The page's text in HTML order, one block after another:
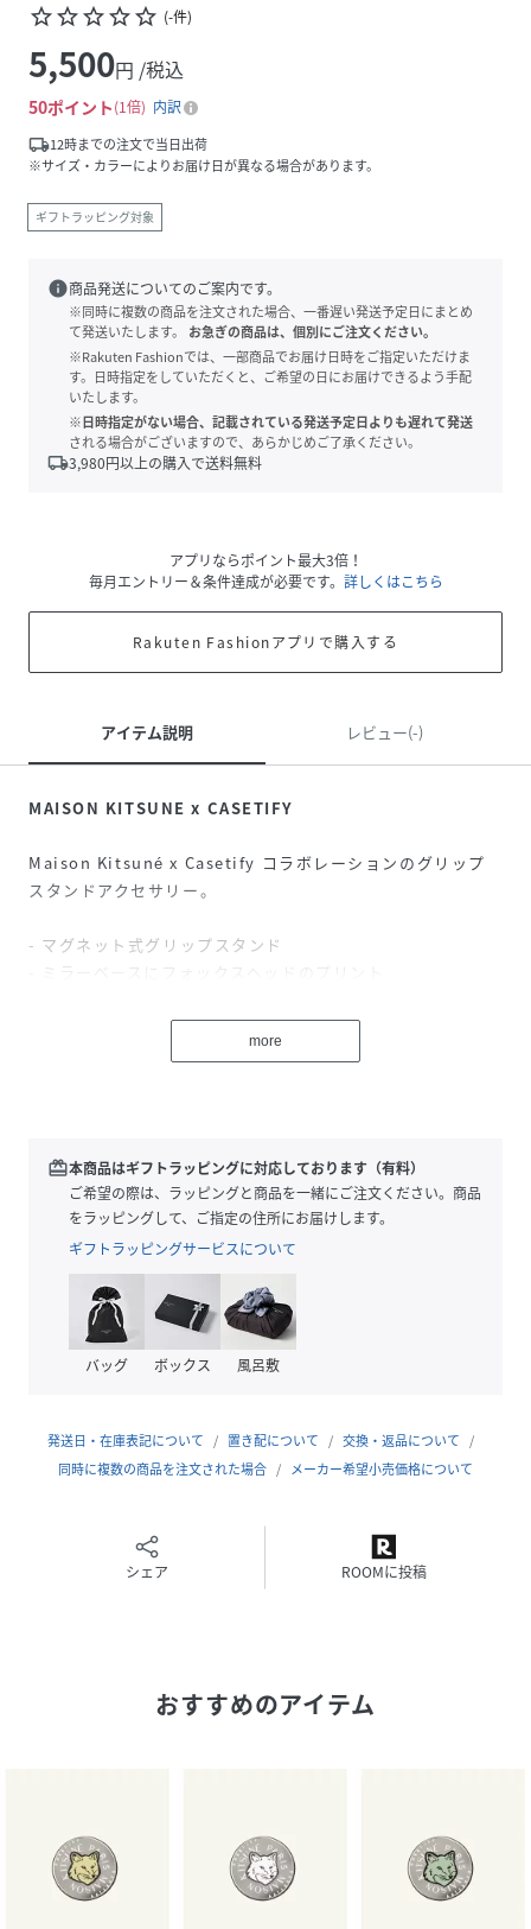
star_borderstar_borderstar_borderstar_borderstar_border (-件)
5,500円 /税込
50ポイント 1倍
内訳
local_shipping12時までの注文で当日出荷
※サイズ・カラーによりお届け日が異なる場合があります。
ギフトラッピング対象
info商品発送についてのご案内です。
※同時に複数の商品を注文された場合、一番遅い発送予定日にまとめ
て発送いたします。
お急ぎの商品は、個別にご注文ください。
※Rakuten Fashionでは、一部商品でお届け日時をご指定いただけま
す。日時指定をしていただくと、ご希望の日にお届けできるよう手配
いたします。
※日時指定がない場合、記載されている発送予定日よりも遅れて発送
される場合がございますので、あらかじめご了承ください。
local_shipping3,980円以上の購入で送料無料
アプリならポイント最大3倍！
毎月エントリー＆条件達成が必要です。 詳しくはこちら
Rakuten Fashionアプリで購入する
アイテム説明 レビュー(-)
MAISON KITSUNE x CASETIFY
Maison Kitsuné x Casetify コラボレーションのグリップ
スタンドアクセサリー。
- マグネット式グリップスタンド
- ミラーベースにフォックスヘッドのプリント
- サイズ：56 x 56 x 5.8 mm
【CASETiFY】
CASETiFYは、テックアクセサリーのカスタマイゼーション
を特徴とし、サスティナブルな活動にも取り組むD2C
(Direct To Consumer) ライフスタイルブランド。これま
で、キャラクターやアート、ファッションなど、多岐にわた
る業種と、革新的なコラボレーションを実施しており、世界
中から注目を集める。最高品質の素材と最先端のデザインを
作。CASETiFYはまた、アーティストのインキュベーターで
あり、ブランドのデザインスタジオであり、私たちのお客様
more
redeem本商品はギフトラッピングに対応しております（有料）
ご希望の際は、ラッピングと商品を一緒にご注文ください。商品
をラッピングして、ご指定の住所にお届けします。
ギフトラッピングサービスについて
バッグ ボックス 風呂敷
発送日・在庫表記について 置き配について
交換・返品について
同時に複数の商品を注文された場合
メーカー希望小売価格について
シェア ROOMに投稿
おすすめのアイテム